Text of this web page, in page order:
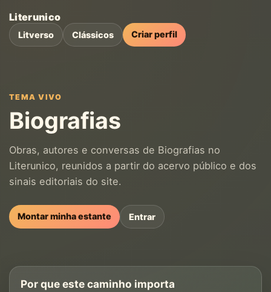
Literunico
Litverso Clássicos Criar perfil
TEMA VIVO
Biografias
Obras, autores e conversas de Biografias no
Literunico, reunidos a partir do acervo público e dos
sinais editoriais do site.
Montar minha estante Entrar
Por que este caminho importa